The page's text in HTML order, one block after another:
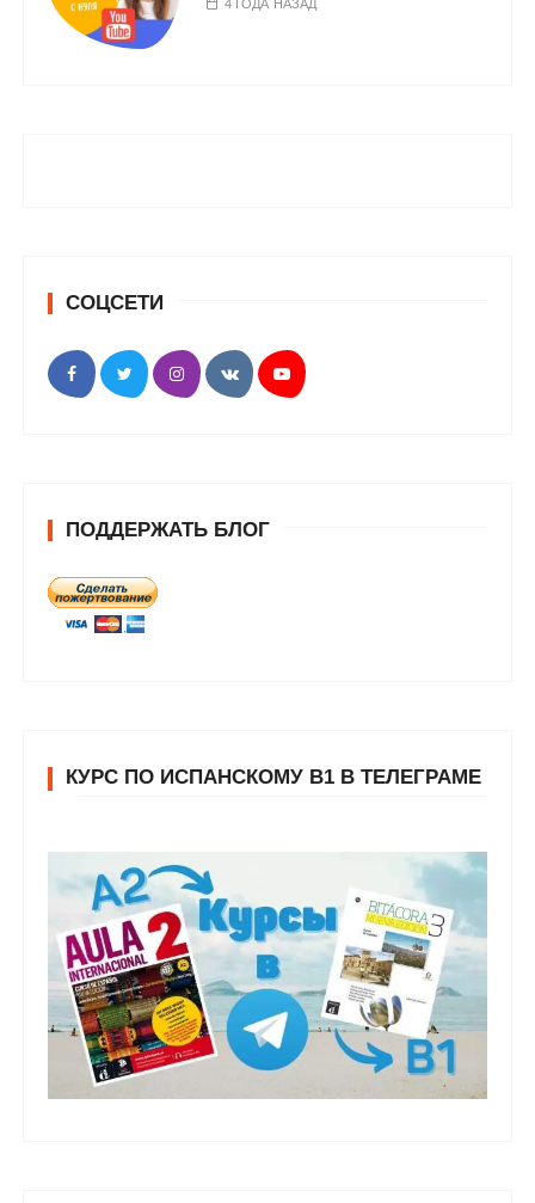
4 ГОДА НАЗАД
СОЦСЕТИ
ПОДДЕРЖАТЬ БЛОГ
КУРС ПО ИСПАНСКОМУ В1 В ТЕЛЕГРАМЕ